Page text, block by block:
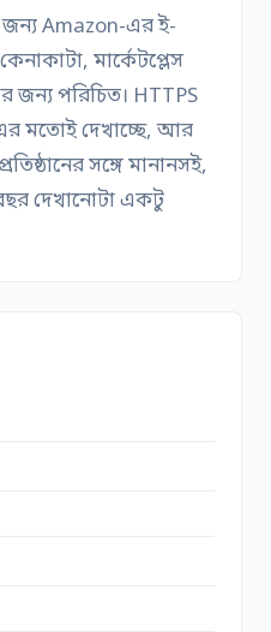
Amazon-এর ই-
মার্কেটপ্লেস
জন্য পরিচিত। HTTPS
মতোই দেখাচ্ছে, আর
সঙ্গে মানানসই,
দেখানোটা একটু